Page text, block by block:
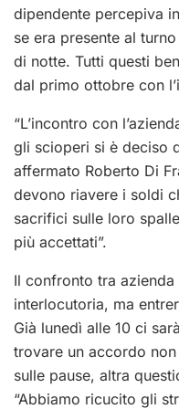
dipendente percepiva
se era presente al
di notte. Tutti questi
dal primo ottobre con
“L’incontro con
gli scioperi si è deciso
affermato Roberto Di
devono riavere i soldi
sacrifici sulle loro
più accettati”.
Il confronto tra
interlocutoria, ma
Già lunedì alle 10 ci
trovare un accordo
sulle pause, altra
“Abbiamo ricucito gli